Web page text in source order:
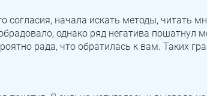
согласия, начала искать методы, читать
однако ряд негатива пошатнул
рада, что обратилась к вам. Таких